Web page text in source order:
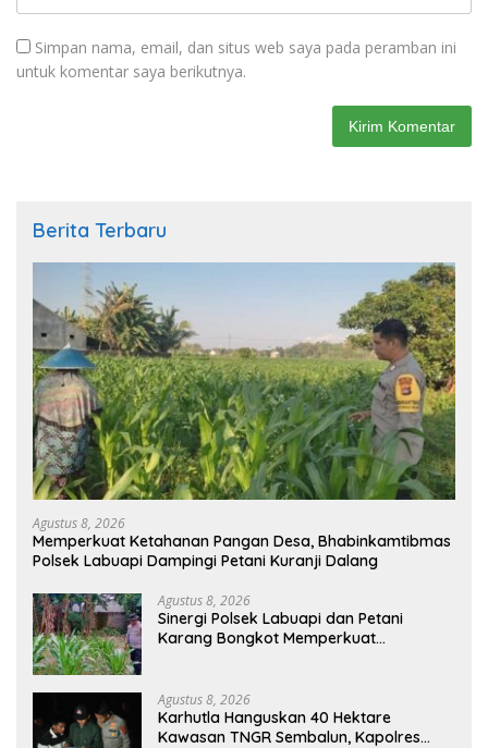
Simpan nama, email, dan situs web saya pada peramban ini
untuk komentar saya berikutnya.
Berita Terbaru
Agustus 8, 2026
Memperkuat Ketahanan Pangan Desa, Bhabinkamtibmas
Polsek Labuapi Dampingi Petani Kuranji Dalang
Agustus 8, 2026
Sinergi Polsek Labuapi dan Petani
Karang Bongkot Memperkuat
Agustus 8, 2026
Karhutla Hanguskan 40 Hektare
Kawasan TNGR Sembalun, Kapolres